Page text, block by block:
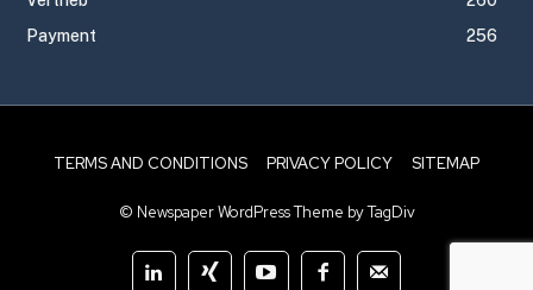
Payment
256
TERMS AND CONDITIONS PRIVACY POLICY SITEMAP
© Newspaper WordPress Theme by TagDiv